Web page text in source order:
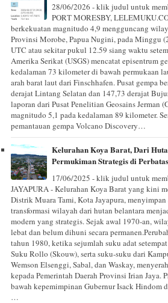
28/06/2026 - klik judul untuk
PORT MORESBY,
berkekuatan magnitudo 4,9 mengguncang
Provinsi Morobe, Papua Nugini, pada Minggu
UTC atau sekitar pukul 12.59 siang waktu
Amerika Serikat (USGS) mencatat episentrum
kedalaman 73 kilometer di bawah permukaan
arah barat laut dari Finschhafen. Pusat gempa
derajat Lintang Selatan dan 147,73 derajat
laporan dari Pusat Penelitian Geosains Jerman
magnitudo 5,1 pada kedalaman 89 kilometer.
pemantauan gempa Volcano Discovery…
Kelurahan Koya Barat, Dari
Permukiman Strategis di
17/06/2025 - klik judul untuk
JAYAPURA - Kelurahan Koya Barat yang kini
Distrik Muara Tami, Kota Jayapura,
transformasi wilayah dari hutan belantara
modern yang strategis. Sejak awal 1970-an,
lebat dan belum dihuni secara
tahun 1980, ketika sejumlah suku adat
Suku Rollo (Skouw), serta suku-suku dari
Wemson Elsenggi, Sabal, dan Waskay,
kepada Pemerintah Daerah Provinsi Irian Jaya.
bawah kepemimpinan Gubernur Isack Hindom
…